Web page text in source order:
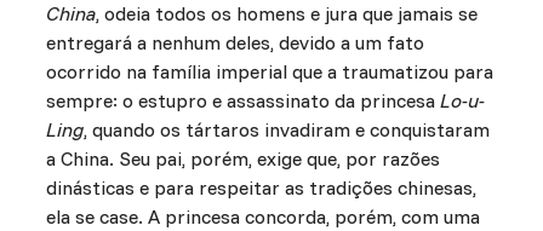
China, odeia todos os homens e jura que jamais se
entregará a nenhum deles, devido a um fato
ocorrido na família imperial que a traumatizou para
sempre: o estupro e assassinato da princesa Lo-u-
Ling, quando os tártaros invadiram e conquistaram
a China. Seu pai, porém, exige que, por razões
dinásticas e para respeitar as tradições chinesas,
ela se case. A princesa concorda, porém, com uma